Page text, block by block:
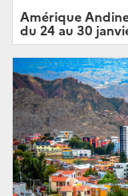
Amérique
du 24 au 30